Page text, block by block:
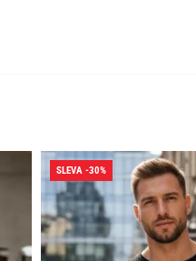
SLEVA -30%